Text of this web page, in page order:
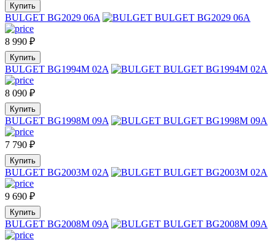
Купить
BULGET BG2029 06A
8 990 ₽
Купить
BULGET BG1994M 02A
8 090 ₽
Купить
BULGET BG1998M 09A
7 790 ₽
Купить
BULGET BG2003M 02A
9 690 ₽
Купить
BULGET BG2008M 09A